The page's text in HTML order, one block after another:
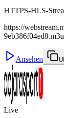
HTTPS-HLS-
https://
Ansehen
Live